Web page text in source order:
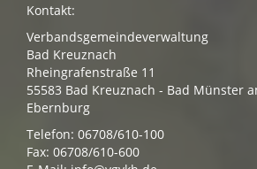
Kontakt:
Verbandsgemeindeverwaltung
Bad Kreuznach
Rheingrafenstraße 11
55583 Bad Kreuznach - Bad Münster
Ebernburg
Telefon: 06708/610-100
Fax: 06708/610-600